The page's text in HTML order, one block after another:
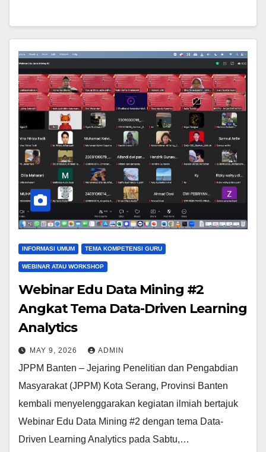
INFORMASI UMUM TEMA KOMPETENSI GURU
WEBINAR ATAU WORKSHOP
Webinar Edu Data Mining #2
Angkat Tema Data-Driven Learning
Analytics
MAY 9, 2026 ADMIN
JPPM Banten – Jejaring Penelitian dan Pengabdian
Masyarakat (JPPM) Kota Serang, Provinsi Banten
kembali menyelenggarakan kegiatan ilmiah bertajuk
Webinar Edu Data Mining #2 dengan tema Data-
Driven Learning Analytics pada Sabtu,…